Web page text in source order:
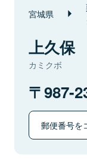
宮城県
上久保
カミクボ
987-
郵便番号を